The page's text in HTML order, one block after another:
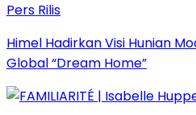
Pers Rilis
Himel Hadirkan Visi Hunian
Global “Dream Home”